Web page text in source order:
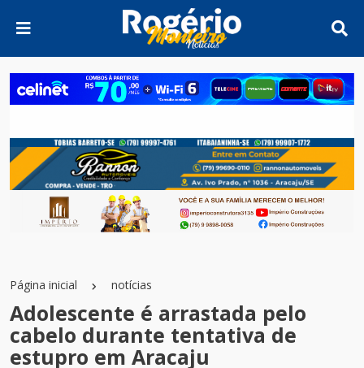
Página inicial notícias
Adolescente é arrastada pelo
cabelo durante tentativa de
estupro em Aracaju